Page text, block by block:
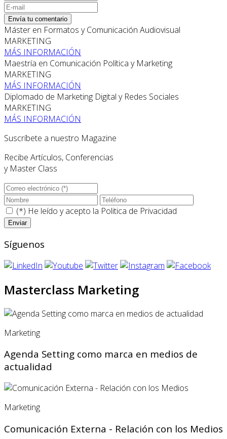
Envía tu comentario
Máster en Formatos y Comunicación Audiovisual
MARKETING
MÁS INFORMACIÓN
Maestría en Comunicación Política y Marketing
MARKETING
MÁS INFORMACIÓN
Diplomado de Marketing Digital y Redes Sociales
MARKETING
MÁS INFORMACIÓN
Suscríbete a nuestro Magazine
Recibe Artículos, Conferencias
y Master Class
(*) He leído y acepto la Politica de Privacidad
Síguenos
Masterclass Marketing
Marketing
Agenda Setting como marca en medios de
actualidad
Marketing
Comunicación Externa - Relación con los Medios